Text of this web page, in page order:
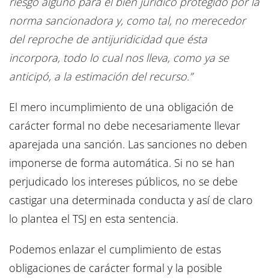
norma sancionadora y, como tal, no merecedor
del reproche de antijuridicidad que ésta
incorpora, todo lo cual nos lleva, como ya se
anticipó, a la estimación del recurso.”
El mero incumplimiento de una obligación de
carácter formal no debe necesariamente llevar
aparejada una sanción. Las sanciones no deben
imponerse de forma automática. Si no se han
perjudicado los intereses públicos, no se debe
castigar una determinada conducta y así de claro
lo plantea el TSJ en esta sentencia.
Podemos enlazar el cumplimiento de estas
obligaciones de carácter formal y la posible